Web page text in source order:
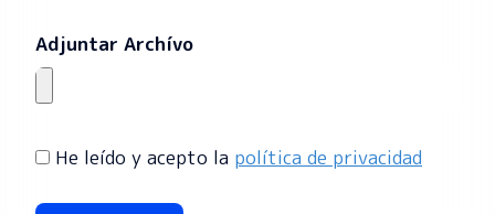
Adjuntar Archívo
He leído y acepto la política de privacidad